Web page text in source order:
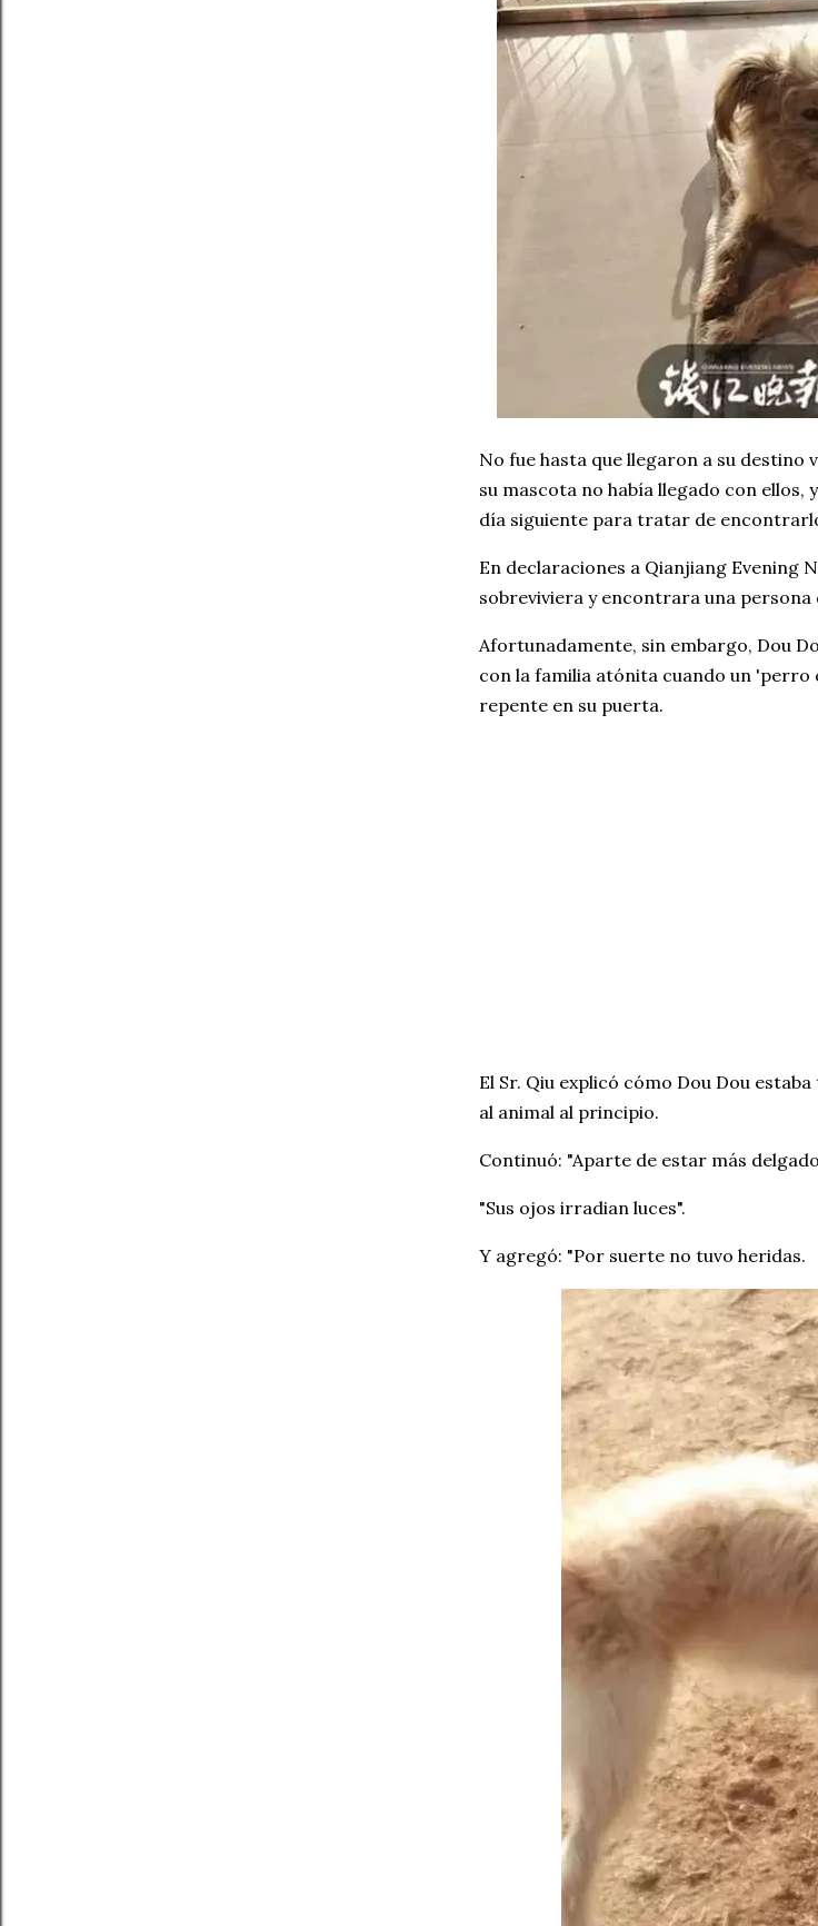
No fue hasta que llegaron a su destino
su mascota no había llegado con
día siguiente para tratar de
En declaraciones a Qianjiang Evening
sobreviviera y encontrara una
Afortunadamente, sin embargo, Dou
con la familia atónita cuando un
repente en su puerta.
El Sr. Qiu explicó cómo Dou Dou
al animal al principio.
Continuó: "Aparte de estar más
"Sus ojos irradian luces".
Y agregó: "Por suerte no tuvo heridas.